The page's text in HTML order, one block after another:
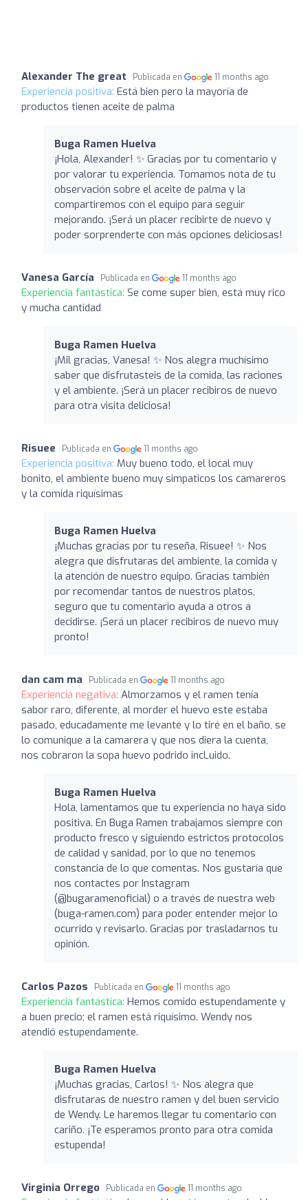
Alexander The great Publicada en 11 months ago
Experiencia positiva: Está bien pero la mayoría de
productos tienen aceite de palma
Buga Ramen Huelva
¡Hola, Alexander! ✨ Gracias por tu comentario y
por valorar tu experiencia. Tomamos nota de tu
observación sobre el aceite de palma y la
compartiremos con el equipo para seguir
mejorando. ¡Será un placer recibirte de nuevo y
poder sorprenderte con más opciones deliciosas!
Vanesa García Publicada en 11 months ago
Experiencia fantástica: Se come super bien, está muy rico
y mucha cantidad
Buga Ramen Huelva
¡Mil gracias, Vanesa! ✨ Nos alegra muchísimo
saber que disfrutasteis de la comida, las raciones
y el ambiente. ¡Será un placer recibiros de nuevo
para otra visita deliciosa!
Risuee Publicada en 11 months ago
Experiencia positiva: Muy bueno todo, el local muy
bonito, el ambiente bueno muy simpaticos los camareros
y la comida riquísimas
Buga Ramen Huelva
¡Muchas gracias por tu reseña, Risuee! ✨ Nos
alegra que disfrutaras del ambiente, la comida y
la atención de nuestro equipo. Gracias también
por recomendar tantos de nuestros platos,
seguro que tu comentario ayuda a otros a
decidirse. ¡Será un placer recibiros de nuevo muy
pronto!
dan cam ma Publicada en 11 months ago
Experiencia negativa: Almorzamos y el ramen tenía
sabor raro, diferente, al morder el huevo este estaba
pasado, educadamente me levanté y lo tiré en el baño, se
lo comunique a la camarera y que nos diera la cuenta,
nos cobraron la sopa huevo podrido incLuido.
Buga Ramen Huelva
Hola, lamentamos que tu experiencia no haya sido
positiva. En Buga Ramen trabajamos siempre con
producto fresco y siguiendo estrictos protocolos
de calidad y sanidad, por lo que no tenemos
constancia de lo que comentas. Nos gustaría que
nos contactes por Instagram
(@bugaramenoficial) o a través de nuestra web
(buga-ramen.com) para poder entender mejor lo
ocurrido y revisarlo. Gracias por trasladarnos tu
opinión.
Carlos Pazos Publicada en 11 months ago
Experiencia fantástica: Hemos comido estupendamente y
a buen precio; el ramen está riquísimo. Wendy nos
atendió estupendamente.
Buga Ramen Huelva
¡Muchas gracias, Carlos! ✨ Nos alegra que
disfrutaras de nuestro ramen y del buen servicio
de Wendy. Le haremos llegar tu comentario con
cariño. ¡Te esperamos pronto para otra comida
estupenda!
Virginia Orrego Publicada en 11 months ago